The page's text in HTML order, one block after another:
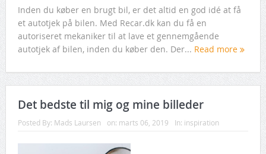
Inden du køber en brugt bil, er det altid en god idé at få
et autotjek på bilen. Med Recar.dk kan du få en
autoriseret mekaniker til at lave et gennemgående
autotjek af bilen, inden du køber den. Der... Read more
Det bedste til mig og mine billeder
Posted By: Mads Laursen on: marts 06, 2019 In: inspiration